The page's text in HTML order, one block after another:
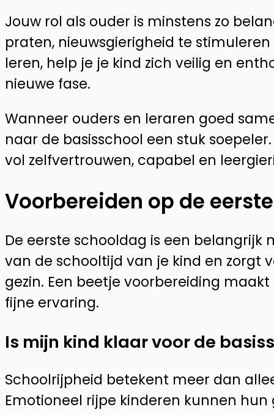
Jouw rol als ouder is minstens zo
praten, nieuwsgierigheid te
leren, help je je kind zich veilig en
nieuwe fase.
Wanneer ouders en leraren goed
naar de basisschool een stuk
vol zelfvertrouwen, capabel en
Voorbereiden op de
De eerste schooldag is een
van de schooltijd van je kind en zorgt
gezin. Een beetje voorbereiding
fijne ervaring.
Is mijn kind klaar voor de
Schoolrijpheid betekent meer dan
Emotioneel rijpe kinderen kunnen